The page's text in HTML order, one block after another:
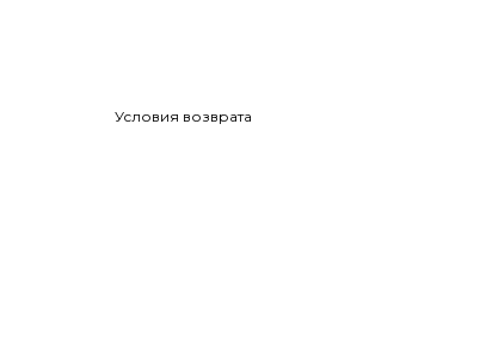
Условия возврата